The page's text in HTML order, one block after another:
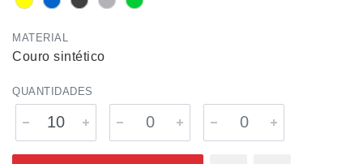
MATERIAL
Couro sintético
QUANTIDADES